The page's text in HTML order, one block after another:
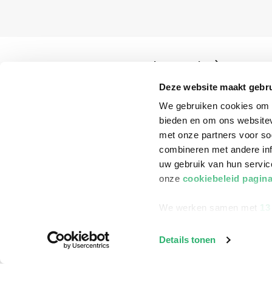
Deze website maakt
We gebruiken cookies
bieden en om ons
met onze partners voor
combineren met andere
uw gebruik van hun
onze cookiebeleid pagina
We werken samen met
Details tonen
Klantenservice
Bestellen
Bezorging
Retourneren
Veelgestelde vragen